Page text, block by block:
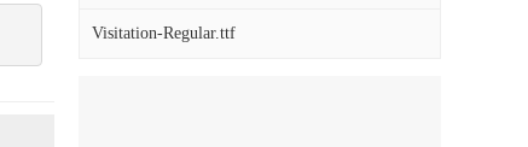
Visitation-Regular.ttf